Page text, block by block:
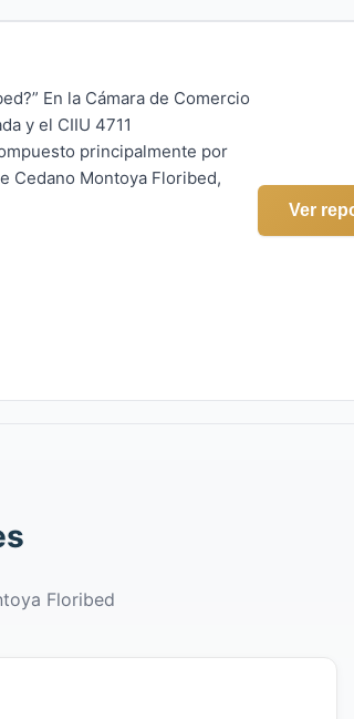
En la Cámara de Comercio
y el CIIU 4711
principalmente por
Cedano Montoya Floribed,
Ver
Floribed